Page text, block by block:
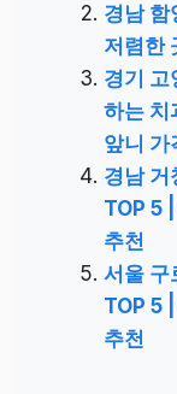
경남 함
저렴한
경기 고
하는 치
앞니 가
경남 거
TOP 5
추천
서울 구
TOP 5
추천